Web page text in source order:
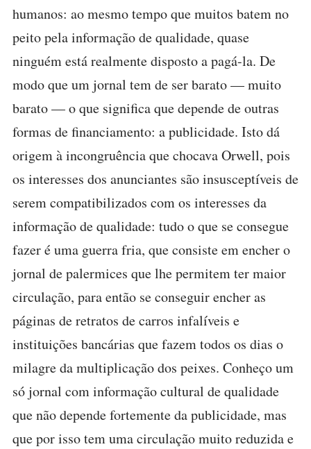
humanos: ao mesmo tempo que muitos batem no
peito pela informação de qualidade, quase
ninguém está realmente disposto a pagá-la. De
modo que um jornal tem de ser barato — muito
barato — o que significa que depende de outras
formas de financiamento: a publicidade. Isto dá
origem à incongruência que chocava Orwell, pois
os interesses dos anunciantes são insusceptíveis de
serem compatibilizados com os interesses da
informação de qualidade: tudo o que se consegue
fazer é uma guerra fria, que consiste em encher o
jornal de palermices que lhe permitem ter maior
circulação, para então se conseguir encher as
páginas de retratos de carros infalíveis e
instituições bancárias que fazem todos os dias o
milagre da multiplicação dos peixes. Conheço um
só jornal com informação cultural de qualidade
que não depende fortemente da publicidade, mas
que por isso tem uma circulação muito reduzida e